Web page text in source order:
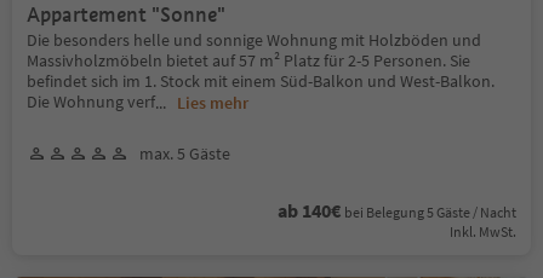
Appartement "Sonne"
Die besonders helle und sonnige Wohnung mit Holzböden und
Massivholzmöbeln bietet auf 57 m² Platz für 2-5 Personen. Sie
befindet sich im 1. Stock mit einem Süd-Balkon und West-Balkon.
Die Wohnung verf... Lies mehr
max. 5 Gäste
ab 140€ bei Belegung 5 Gäste / Nacht
Inkl. MwSt.